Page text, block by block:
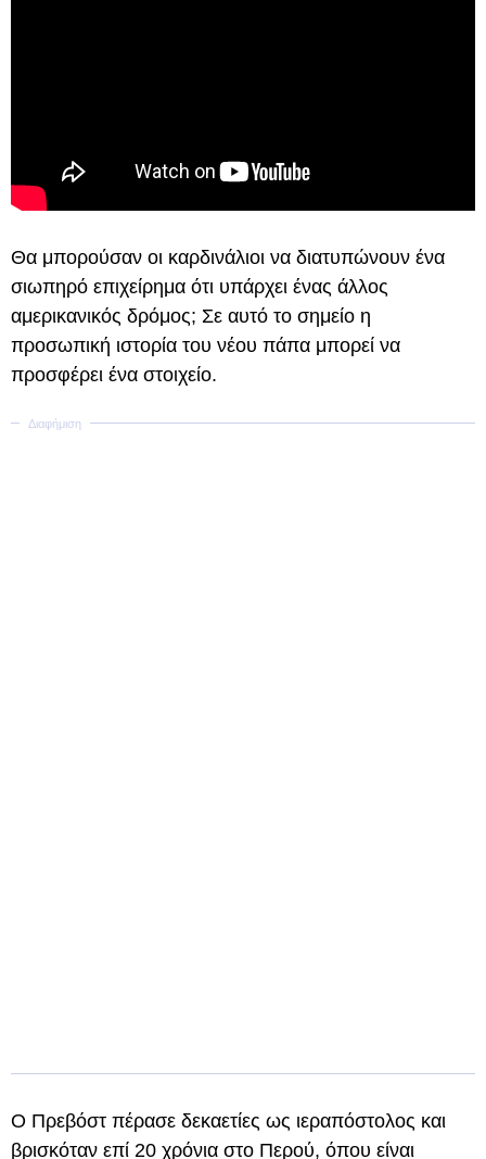
Θα μπορούσαν οι καρδινάλιοι να διατυπώνουν ένα
σιωπηρό επιχείρημα ότι υπάρχει ένας άλλος
αμερικανικός δρόμος; Σε αυτό το σημείο η
προσωπική ιστορία του νέου πάπα μπορεί να
προσφέρει ένα στοιχείο.
Ο Πρεβόστ πέρασε δεκαετίες ως ιεραπόστολος και
βρισκόταν επί 20 χρόνια στο Περού, όπου είναι